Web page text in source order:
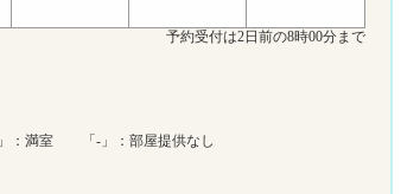
予約受付は2日前の8時00分まで
」：満室 「-」：部屋提供なし